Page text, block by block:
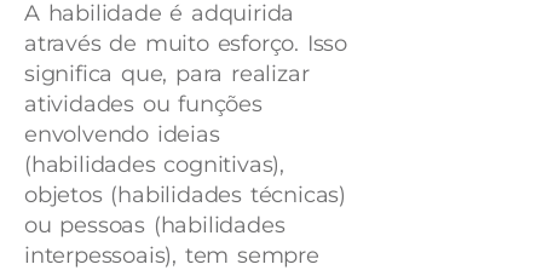
A habilidade é adquirida
através de muito esforço. Isso
significa que, para realizar
atividades ou funções
envolvendo ideias
(habilidades cognitivas),
objetos (habilidades técnicas)
ou pessoas (habilidades
interpessoais), tem sempre